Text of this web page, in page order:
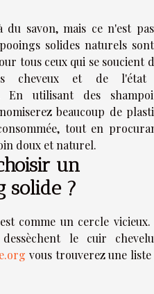
du savon, mais ce n'est
solides naturels
tous ceux qui se soucient
cheveux et de l'état
En utilisant des
beaucoup de
tout en
doux et naturel.
un
solide ?
comme un cercle vicieux.
le cuir
vous trouverez une liste